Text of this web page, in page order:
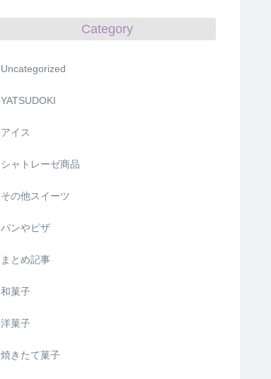
Category
Uncategorized
YATSUDOKI
アイス
シャトレーゼ商品
その他スイーツ
パンやピザ
まとめ記事
和菓子
洋菓子
焼きたて菓子